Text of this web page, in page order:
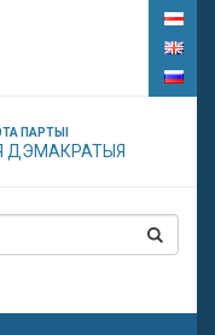
ПАРТЫІ
ДЭМАКРАТЫЯ